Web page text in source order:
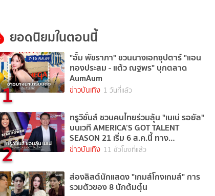
ยอดนิยมในตอนนี้
1
"อั้ม พัชราภา" ชวนนางเอกซุปตาร์ "แอน
ทองประสม - แต้ว ณฐพร" บุกตลาด
AumAum
ข่าวบันเทิง 1 วันที่แล้ว
2
ทรูวิชั่นส์ ชวนคนไทยร่วมลุ้น "เนเน่ รอยัล"
บนเวที AMERICA’S GOT TALENT
SEASON 21 เริ่ม 6 ส.ค.นี้ ทาง
TrueVisions NOW
ข่าวบันเทิง 11 ชั่วโมงที่แล้ว
ส่องลิสต์นักแสดง "เกมส์โกงเกมส์" การ
รวมตัวของ 8 นักต้มตุ๋น